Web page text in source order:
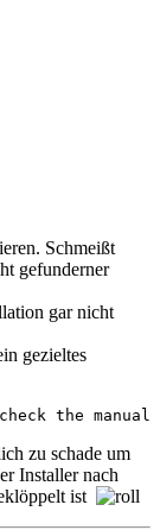
Schmeißt
gefunderner
gar nicht
gezieltes
the manual
zu schade um
Installer nach
ist